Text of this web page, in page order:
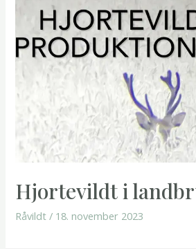
Hjortevildt i
Råvildt / 18. november 2023